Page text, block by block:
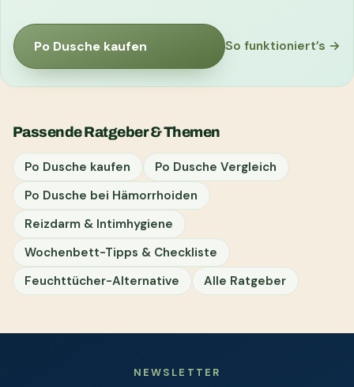
Po Dusche kaufen So funktioniert’s →
Passende Ratgeber & Themen
Po Dusche kaufen
Po Dusche Vergleich
Po Dusche bei Hämorrhoiden
Reizdarm & Intimhygiene
Wochenbett-Tipps & Checkliste
Feuchttücher-Alternative
Alle Ratgeber
NEWSLETTER